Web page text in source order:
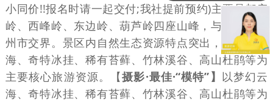
小同价!!报名时请一起交付;我社提前预约)主要是都庞
岭、西峰岭、东边岭、葫芦岭四座山峰，与广东省连
州市交界。景区内自然生态资源特点突出，以梦幻云
海、奇特冰挂、稀有苔藓、竹林溪谷、高山杜鹃等为
主要核心旅游资源。【摄影·最佳·“模特”】 以梦幻云
海、奇特冰挂、稀有苔藓、竹林溪谷、高山杜鹃等为